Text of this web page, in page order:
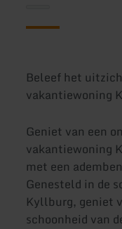
Beleef het
vakantiewoning
Geniet van een
vakantiewoning
met een
Genesteld in de
Kyllburg, geniet
schoonheid van